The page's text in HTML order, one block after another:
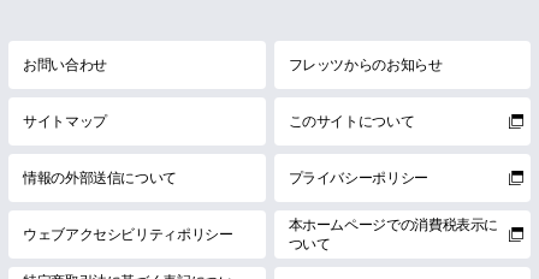
お問い合わせ フレッツからのお知らせ
サイトマップ このサイトについて
情報の外部送信について プライバシーポリシー
ウェブアクセシビリティポリシー
本ホームページでの消費税表示に
ついて